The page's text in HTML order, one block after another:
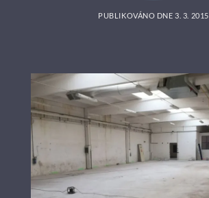
PUBLIKOVÁNO DNE3. 3. 2015